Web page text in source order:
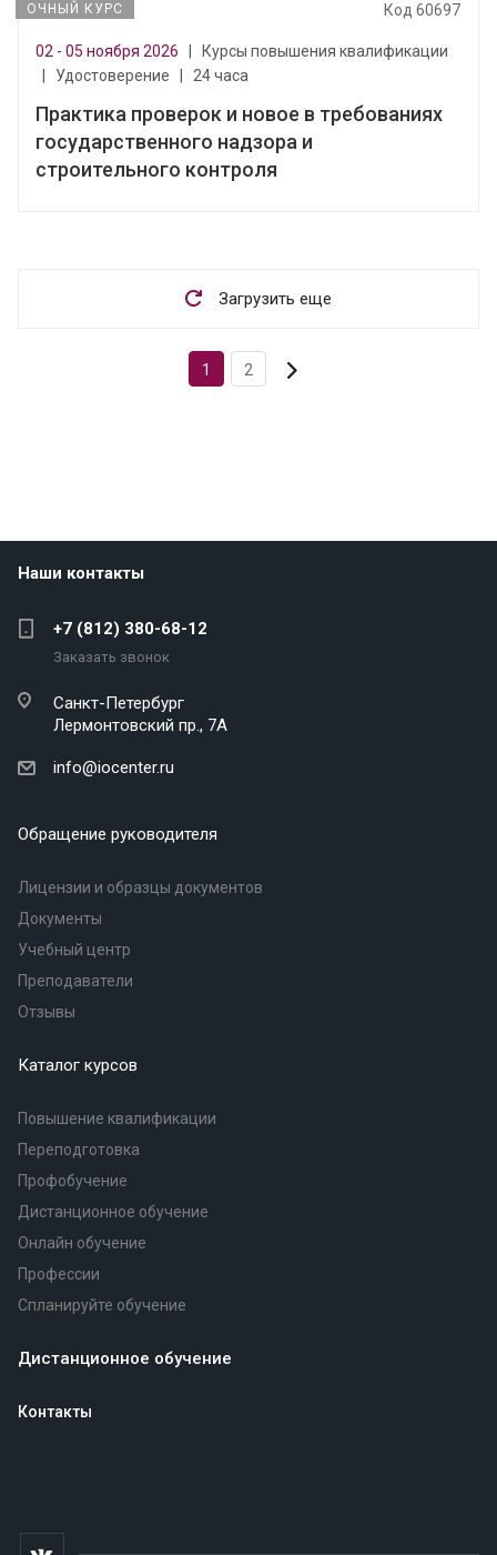
ОЧНЫЙ КУРС Код 60697
02 - 05 ноября 2026
Курсы повышения квалификации
Удостоверение 24 часа
Практика проверок и новое в требованиях
государственного надзора и
строительного контроля
Загрузить еще
1 2
Наши контакты
+7 (812) 380-68-12
Заказать звонок
Санкт-Петербург
Лермонтовский пр., 7А
info@iocenter.ru
Обращение руководителя
Лицензии и образцы документов
Документы
Учебный центр
Преподаватели
Отзывы
Каталог курсов
Повышение квалификации
Переподготовка
Профобучение
Дистанционное обучение
Онлайн обучение
Профессии
Спланируйте обучение
Дистанционное обучение
Контакты